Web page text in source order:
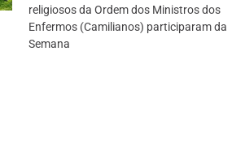
religiosos da Ordem dos Ministros dos
Enfermos (Camilianos) participaram da
Semana